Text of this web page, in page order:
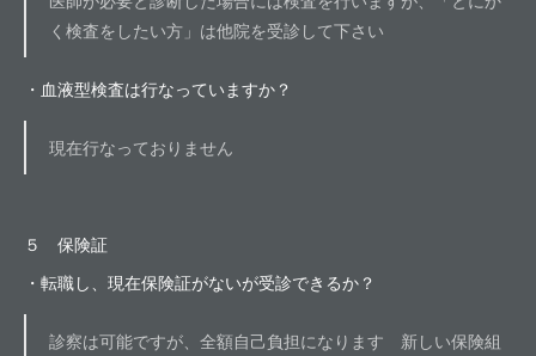
く検査をしたい方」は他院を受診して下さい
・血液型検査は行なっていますか？
現在行なっておりません
５ 保険証
・転職し、現在保険証がないが受診できるか？
診察は可能ですが、全額自己負担になります 新しい保険組